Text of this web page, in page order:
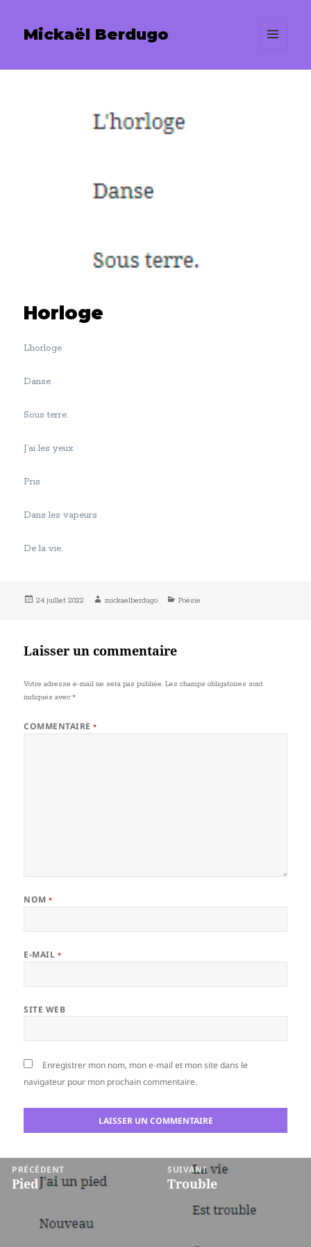
Mickaël Berdugo
Horloge
L’horloge
Danse
Sous terre.
J’ai les yeux
Pris
Dans les vapeurs
De la vie.
Publié
24 juillet 2022 Auteur
mickaelberdugo Catégories
Poésie
Laisser un commentaire
Votre adresse e-mail ne sera pas publiée. Les champs obligatoires sont
indiqués avec*
COMMENTAIRE*
NOM*
E-MAIL *
SITE WEB
Enregistrer mon nom, mon e-mail et mon site dans le
navigateur pour mon prochain commentaire.
Navigation
de
PRÉCÉDENT
Article
Pied
SUIVANT
Article
Trouble